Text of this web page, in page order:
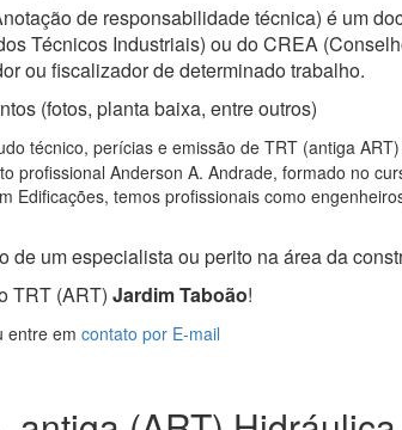
de responsabilidade técnica) é um
Técnicos Industriais) ou do CREA
ou fiscalizador de determinado trabalho.
(fotos, planta baixa, entre outros)
técnico, perícias e emissão de TRT (antiga
profissional Anderson A. Andrade, formado no
Edificações, temos profissionais como
de um especialista ou perito na área da
TRT (ART) Jardim Taboão!
entre em contato por E-mail